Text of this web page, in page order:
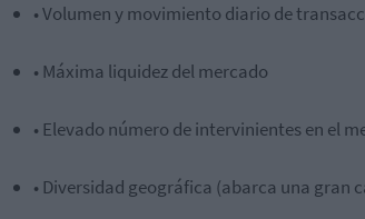
• Volumen y movimiento diario de
• Máxima liquidez del mercado
• Elevado número de intervinientes en el
• Diversidad geográfica (abarca una gran